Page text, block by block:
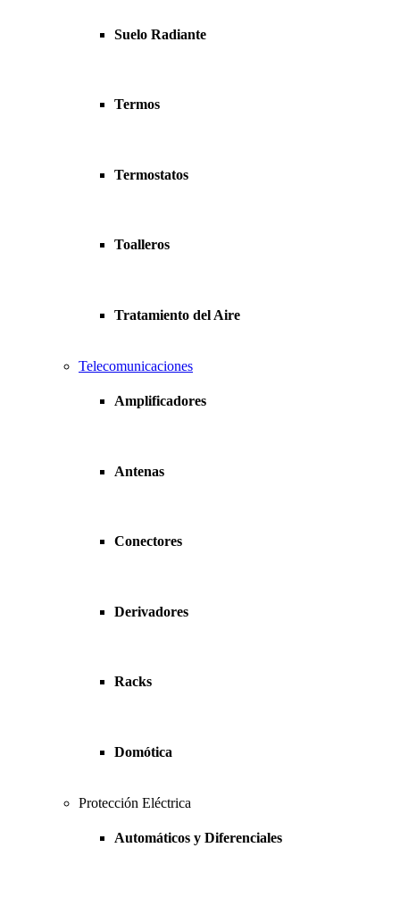
Suelo Radiante
Termos
Termostatos
Toalleros
Tratamiento del Aire
Telecomunicaciones
Amplificadores
Antenas
Conectores
Derivadores
Racks
Domótica
Protección Eléctrica
Automáticos y Diferenciales